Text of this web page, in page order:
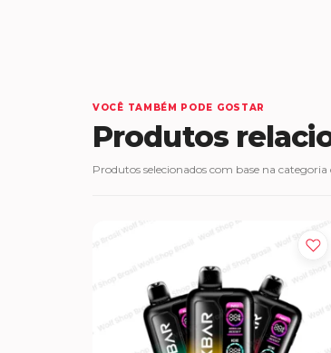
VOCÊ TAMBÉM PODE GOSTAR
Produtos
Produtos selecionados com base na